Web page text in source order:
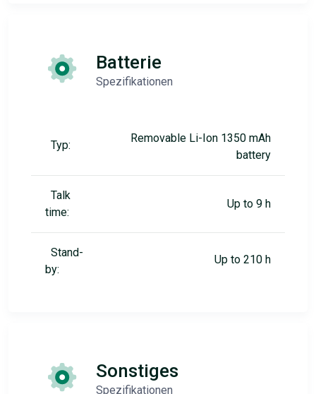
Batterie
Spezifikationen
Typ:
Removable Li-Ion 1350 mAh
battery
Talk
time:
Up to 9 h
Stand-
by:
Up to 210 h
Sonstiges
Spezifikationen